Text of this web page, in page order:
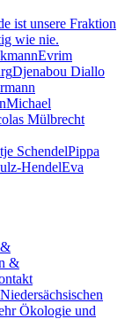
ist unsere Fraktion
wie nie.
Evrim
Djenabou Diallo
Michael
Mülbrecht
SchendelPippa
HendelEva
&
Ökologie und